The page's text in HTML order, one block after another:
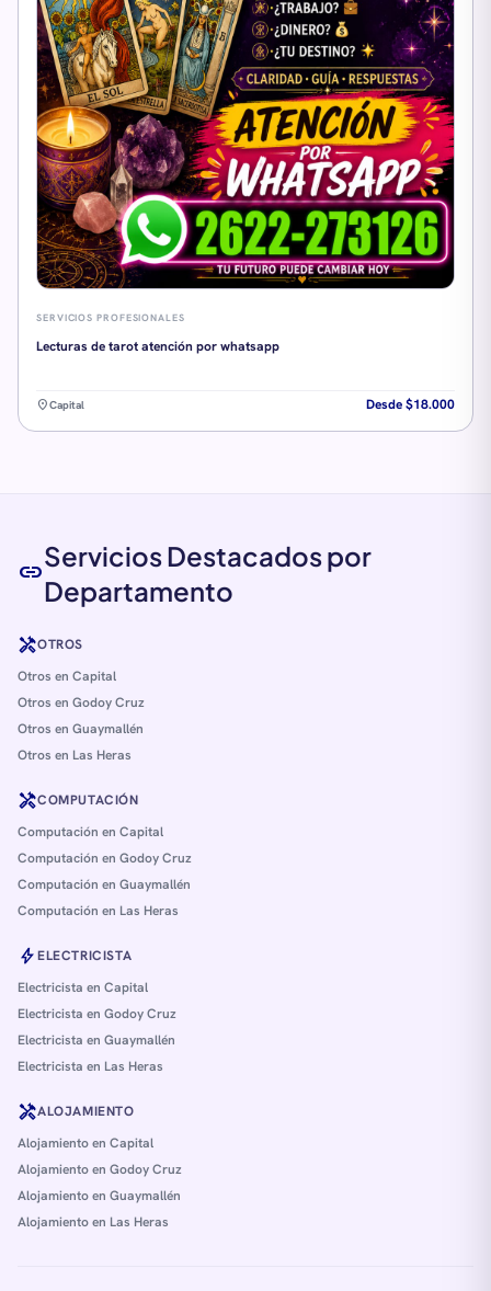
SERVICIOS PROFESIONALES
Lecturas de tarot atención por whatsapp
location_onCapital Desde $18.000
link
Servicios Destacados por
Departamento
handymanOTROS
Otros en Capital
Otros en Godoy Cruz
Otros en Guaymallén
Otros en Las Heras
handymanCOMPUTACIÓN
Computación en Capital
Computación en Godoy Cruz
Computación en Guaymallén
Computación en Las Heras
boltELECTRICISTA
Electricista en Capital
Electricista en Godoy Cruz
Electricista en Guaymallén
Electricista en Las Heras
handymanALOJAMIENTO
Alojamiento en Capital
Alojamiento en Godoy Cruz
Alojamiento en Guaymallén
Alojamiento en Las Heras